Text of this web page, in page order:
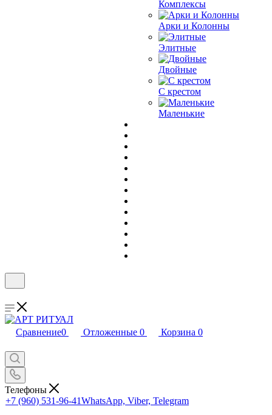
Комплексы
Арки и Колонны
Элитные
Двойные
С крестом
Маленькие
Сравнение0 Отложенные 0 Корзина 0
Телефоны
+7 (960) 531-96-41WhatsApp, Viber, Telegram